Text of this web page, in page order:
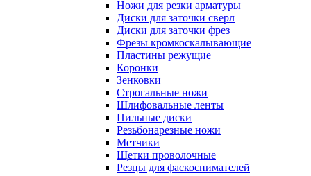
Ножи для резки арматуры
Диски для заточки сверл
Диски для заточки фрез
Фрезы кромкоскалывающие
Пластины режущие
Коронки
Зенковки
Строгальные ножи
Шлифовальные ленты
Пильные диски
Резьбонарезные ножи
Метчики
Щетки проволочные
Резцы для фаскоснимателей